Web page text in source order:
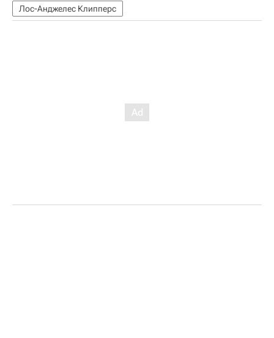
Лос-Анджелес Клипперс